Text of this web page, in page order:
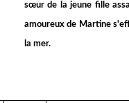
sœur de la jeune fille
amoureux de Martine
la mer.